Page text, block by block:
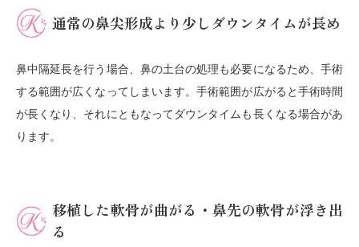
通常の鼻尖形成より少しダウンタイムが長め
鼻中隔延長を行う場合、鼻の土台の処理も必要になるため、手術
する範囲が広くなってしまいます。手術範囲が広がると手術時間
が長くなり、それにともなってダウンタイムも長くなる場合があ
ります。
移植した軟骨が曲がる・鼻先の軟骨が浮き出
る